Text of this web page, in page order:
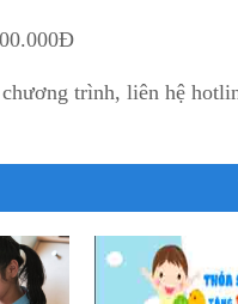
trình, liên hệ